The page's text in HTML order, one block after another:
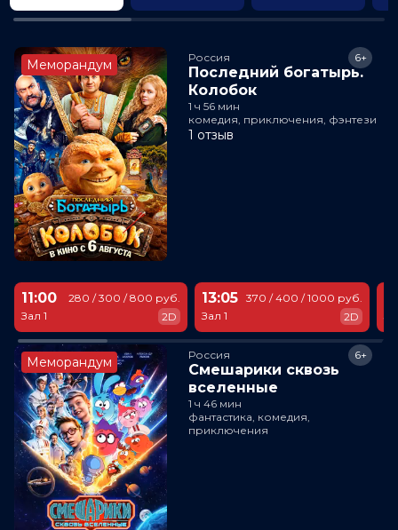
Меморандум Россия
Последний богатырь.
Колобок
6+
1 ч 56 мин
комедия, приключения, фэнтези
1 отзыв
11:00
Зал 1
280 / 300 / 800 руб.
2D
13:05
Зал 1
370 / 400 / 1000 руб.
2D
Меморандум Россия
Смешарики сквозь
вселенные
6+
1 ч 46 мин
фантастика, комедия,
приключения